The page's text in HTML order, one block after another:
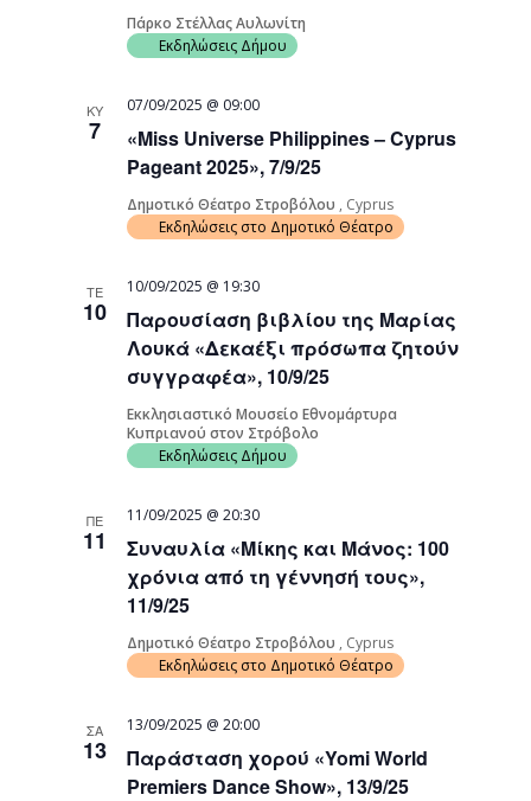
Πάρκο Στέλλας Αυλωνίτη
Εκδηλώσεις Δήμου
ΚΥ
7
«Miss Universe Philippines – Cyprus
Pageant 2025», 7/9/25
07/09/2025 @ 09:00
Δημοτικό Θέατρο Στροβόλου , Cyprus
Εκδηλώσεις στο Δημοτικό Θέατρο
ΤΕ
10
Παρουσίαση βιβλίου της Μαρίας
Λουκά «Δεκαέξι πρόσωπα ζητούν
συγγραφέα», 10/9/25
10/09/2025 @ 19:30
Εκκλησιαστικό Μουσείο Εθνομάρτυρα
Κυπριανού στον Στρόβολο
Εκδηλώσεις Δήμου
ΠΕ
11
Συναυλία «Μίκης και Μάνος: 100
χρόνια από τη γέννησή τους»,
11/9/25
11/09/2025 @ 20:30
Δημοτικό Θέατρο Στροβόλου , Cyprus
Εκδηλώσεις στο Δημοτικό Θέατρο
ΣΑ
13
Παράσταση χορού «Yomi World
Premiers Dance Show», 13/9/25
13/09/2025 @ 20:00